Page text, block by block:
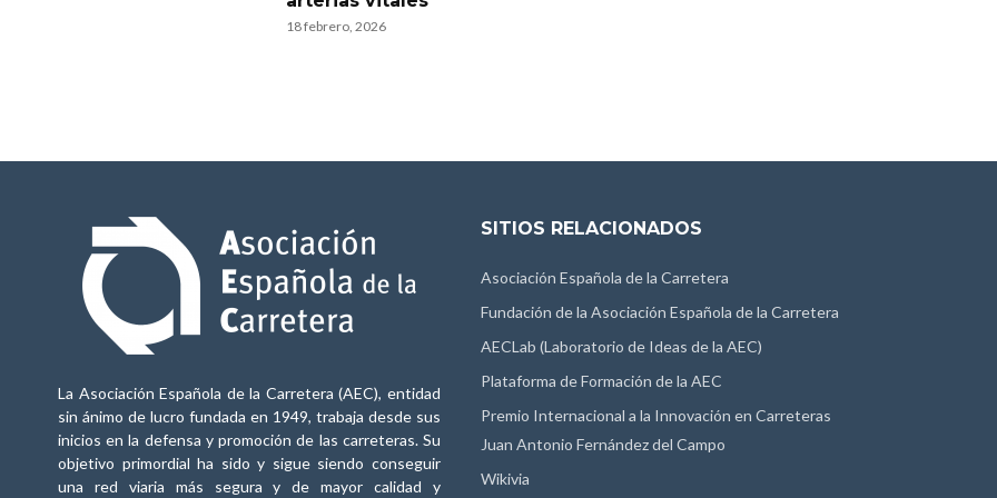
18 febrero, 2026
La Asociación Española de la Carretera (AEC), entidad
sin ánimo de lucro fundada en 1949, trabaja desde sus
inicios en la defensa y promoción de las carreteras. Su
objetivo primordial ha sido y sigue siendo conseguir
una red viaria más segura y de mayor calidad y
SITIOS RELACIONADOS
Asociación Española de la Carretera
Fundación de la Asociación Española de la Carretera
AECLab (Laboratorio de Ideas de la AEC)
Plataforma de Formación de la AEC
Premio Internacional a la Innovación en Carreteras
Juan Antonio Fernández del Campo
Wikivia